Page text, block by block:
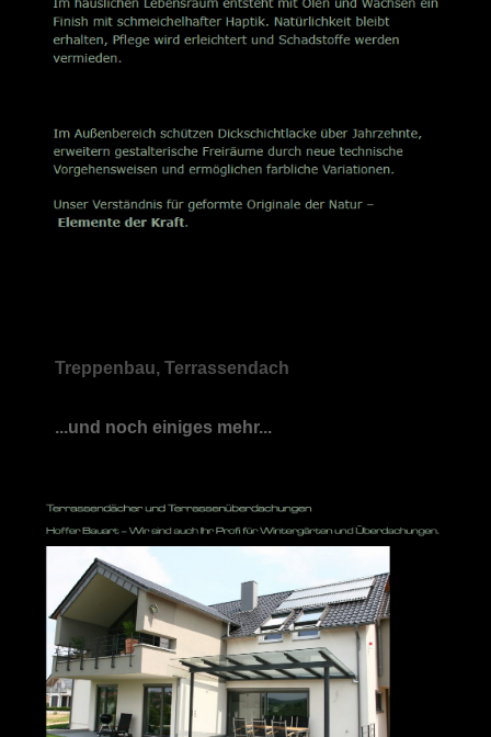
Treppenbau, Terrassendach
...und noch einiges mehr...